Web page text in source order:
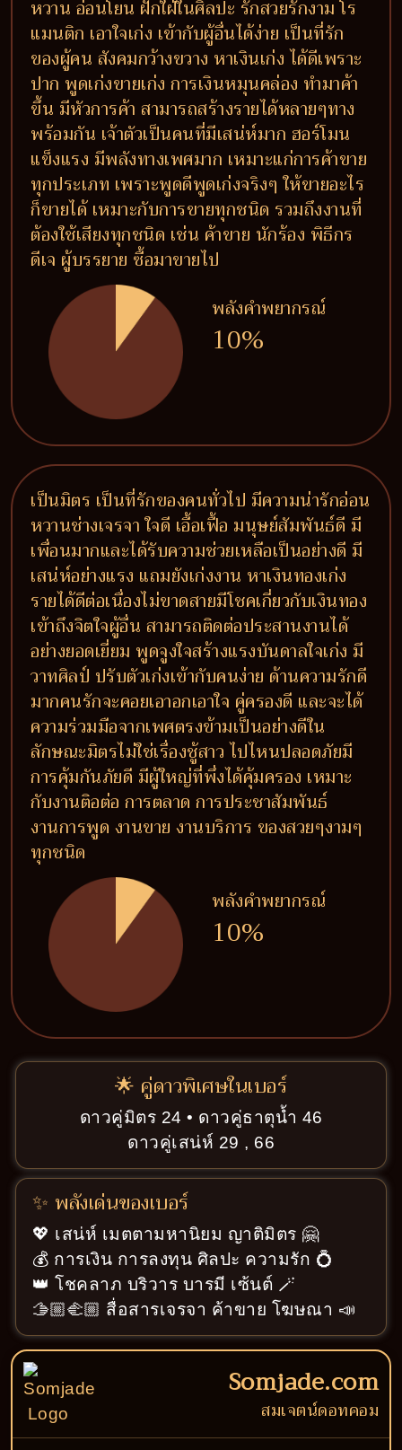
หวาน อ่อนโยน ฝักใฝ่ในศิลปะ รักสวยรักงาม โร
แมนติก เอาใจเก่ง เข้ากับผู้อื่นได้ง่าย เป็นที่รัก
ของผู้คน สังคมกว้างขวาง หาเงินเก่ง ได้ดีเพราะ
ปาก พูดเก่งขายเก่ง การเงินหมุนคล่อง ทำมาค้า
ขึ้น มีหัวการค้า สามารถสร้างรายได้หลายๆทาง
พร้อมกัน เจ้าตัวเป็นคนที่มีเสน่ห์มาก ฮอร์โมน
แข็งแรง มีพลังทางเพศมาก เหมาะแก่การค้าขาย
ทุกประเภท เพราะพูดดีพูดเก่งจริงๆ ให้ขายอะไร
ก็ขายได้ เหมาะกับการขายทุกชนิด รวมถึงงานที่
ต้องใช้เสียงทุกชนิด เช่น ค้าขาย นักร้อง พิธีกร
ดีเจ ผู้บรรยาย ซื้อมาขายไป
พลังคำพยากรณ์
10%
เป็นมิตร เป็นที่รักของคนทั่วไป มีความน่ารักอ่อน
หวานช่างเจรจา ใจดี เอื้อเฟื้อ มนุษย์สัมพันธ์ดี มี
เพื่อนมากและได้รับความช่วยเหลือเป็นอย่างดี มี
เสน่ห์อย่างแรง แถมยังเก่งงาน หาเงินทองเก่ง
รายได้ดีต่อเนื่องไม่ขาดสายมีโชคเกี่ยวกับเงินทอง
เข้าถึงจิตใจผู้อื่น สามารถติดต่อประสานงานได้
อย่างยอดเยี่ยม พูดจูงใจสร้างแรงบันดาลใจเก่ง มี
วาทศิลป์ ปรับตัวเก่งเข้ากับคนง่าย ด้านความรักดี
มากคนรักจะคอยเอาอกเอาใจ คู่ครองดี และจะได้
ความร่วมมือจากเพศตรงข้ามเป็นอย่างดีใน
ลักษณะมิตรไม่ใช่เรื่องชู้สาว ไปไหนปลอดภัยมี
การคุ้มกันภัยดี มีผู้ใหญ่ที่พึ่งได้คุ้มครอง เหมาะ
กับงานติอต่อ การตลาด การประชาสัมพันธ์
งานการพูด งานขาย งานบริการ ของสวยๆงามๆ
ทุกชนิด
พลังคำพยากรณ์
10%
🌟 คู่ดาวพิเศษในเบอร์
ดาวคู่มิตร 24 • ดาวคู่ธาตุน้ำ 46
ดาวคู่เสน่ห์ 29 , 66
✨ พลังเด่นของเบอร์
💖 เสน่ห์ เมตตามหานิยม ญาติมิตร 🤗
💰 การเงิน การลงทุน ศิลปะ ความรัก 💍
👑 โชคลาภ บริวาร บารมี เซ้นต์ 🪄
🫱🏼‍🫲🏼 สื่อสารเจรจา ค้าขาย โฆษณา 📣
Somjade.com
สมเจตน์ดอทคอม